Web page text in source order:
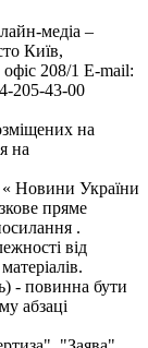
медіа –
Київ,
208/1 E-mail:
205-43-00
на
на
« Новини України
пряме
.
від
- повинна бути
абзаці